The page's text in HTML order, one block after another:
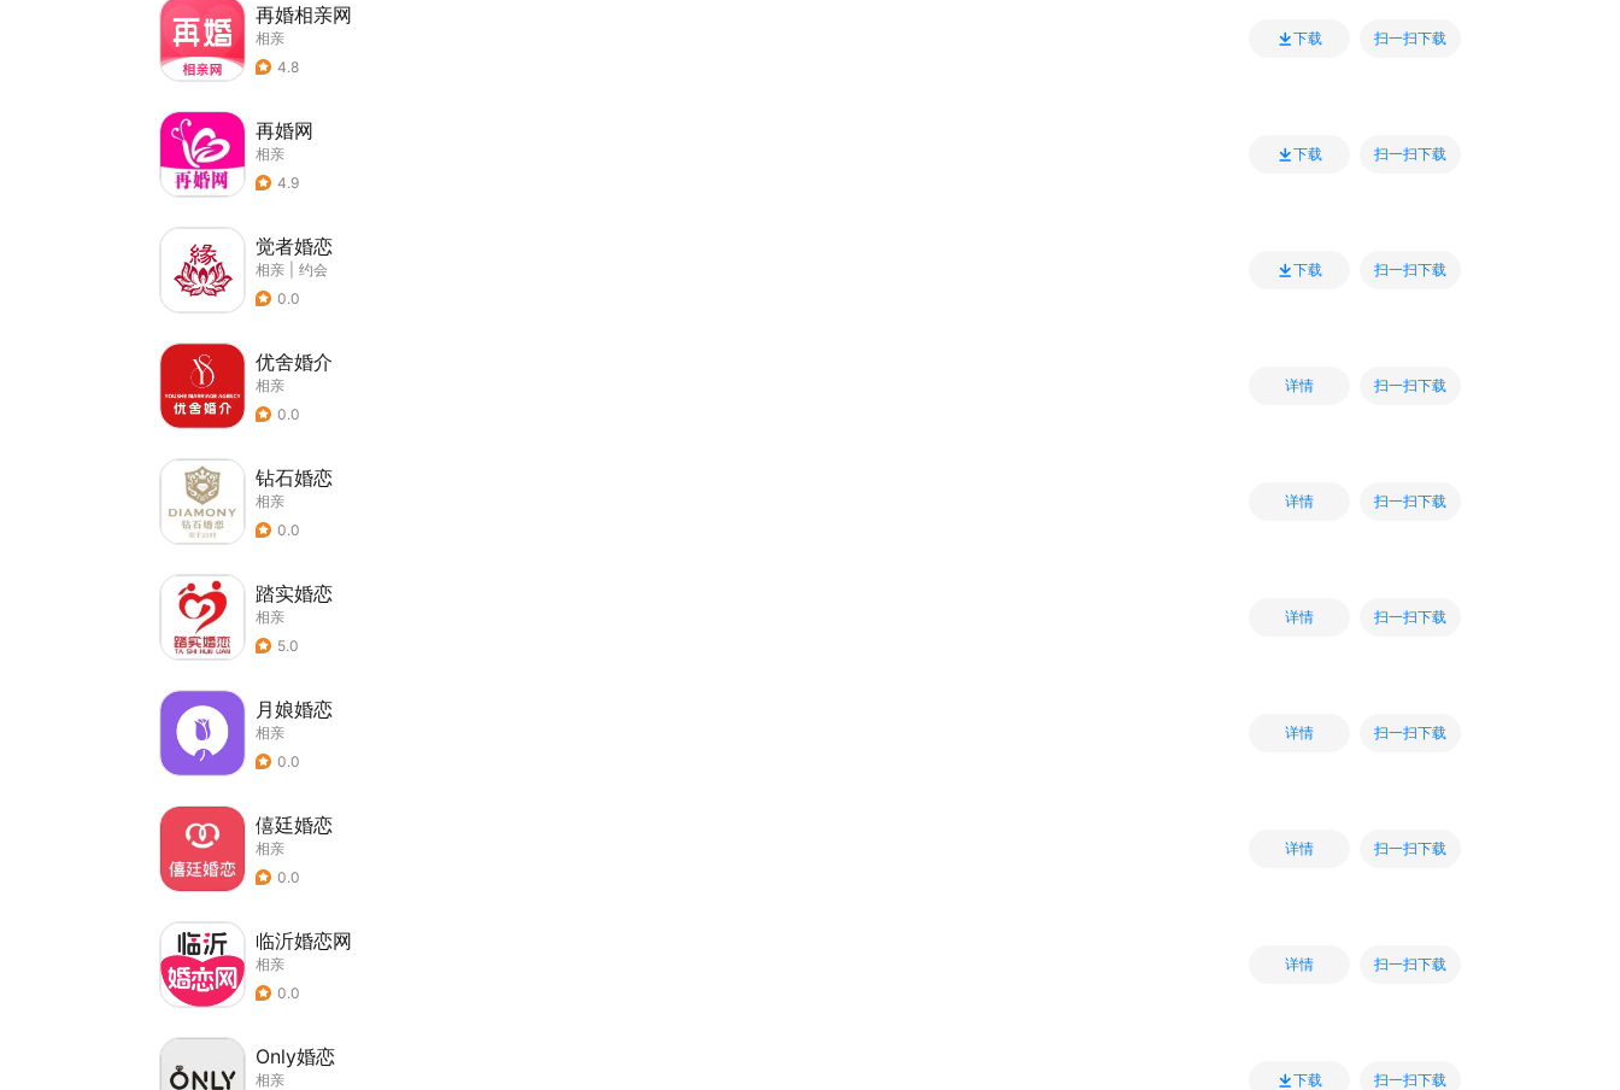
再婚相亲网
相亲
4.8
下载 扫一扫下载
再婚网
相亲
4.9
下载 扫一扫下载
觉者婚恋
相亲
约会
0.0
下载 扫一扫下载
优舍婚介
相亲
0.0
详情 扫一扫下载
钻石婚恋
相亲
0.0
详情 扫一扫下载
踏实婚恋
相亲
5.0
详情 扫一扫下载
月娘婚恋
相亲
0.0
详情 扫一扫下载
僖廷婚恋
相亲
0.0
详情 扫一扫下载
临沂婚恋网
相亲
0.0
详情 扫一扫下载
Only婚恋
相亲
下载 扫一扫下载